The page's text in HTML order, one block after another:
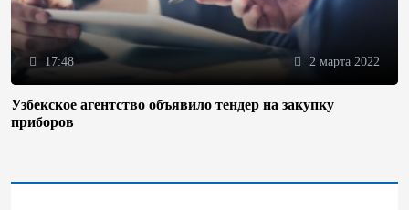
17:48 2 марта 2022
Узбекское агентство объявило тендер на закупку
приборов